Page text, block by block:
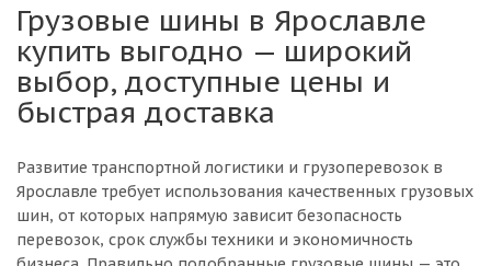
Грузовые шины в Ярославле
купить выгодно — широкий
выбор, доступные цены и
быстрая доставка
Развитие транспортной логистики и грузоперевозок в
Ярославле требует использования качественных грузовых
шин, от которых напрямую зависит безопасность
перевозок, срок службы техники и экономичность